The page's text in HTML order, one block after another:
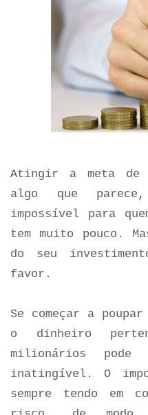
Atingir a meta de
algo que
impossível para
tem muito pouco.
do seu
favor.
Se começar a
o dinheiro
milionários
inatingível. O
sempre tendo em